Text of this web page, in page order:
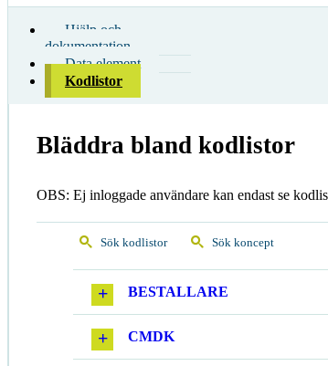
Hjälp och
dokumentation
Data element
Kodlistor
Bläddra bland kodlistor
OBS: Ej inloggade användare kan endast se
Sök kodlistor Sök koncept
BESTALLARE
CMDK